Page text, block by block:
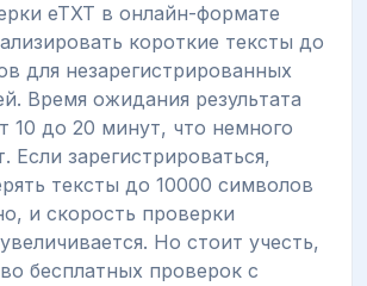
eTXT в онлайн-формате
короткие тексты до
для незарегистрированных
Время ожидания результата
10 до 20 минут, что немного
Если зарегистрироваться,
тексты до 10000 символов
и скорость проверки
Но стоит учесть,
бесплатных проверок с